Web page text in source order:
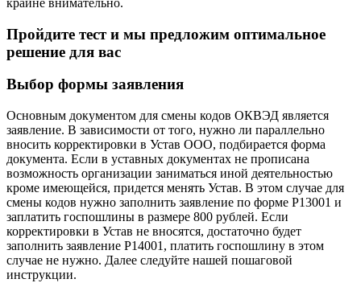
крайне внимательно.
Пройдите тест и мы предложим оптимальное
решение для вас
Выбор формы заявления
Основным документом для смены кодов ОКВЭД является
заявление. В зависимости от того, нужно ли параллельно
вносить корректировки в Устав ООО, подбирается форма
документа. Если в уставных документах не прописана
возможность организации заниматься иной деятельностью
кроме имеющейся, придется менять Устав. В этом случае для
смены кодов нужно заполнить заявление по форме Р13001 и
заплатить госпошлины в размере 800 рублей. Если
корректировки в Устав не вносятся, достаточно будет
заполнить заявление Р14001, платить госпошлину в этом
случае не нужно. Далее следуйте нашей пошаговой
инструкции.